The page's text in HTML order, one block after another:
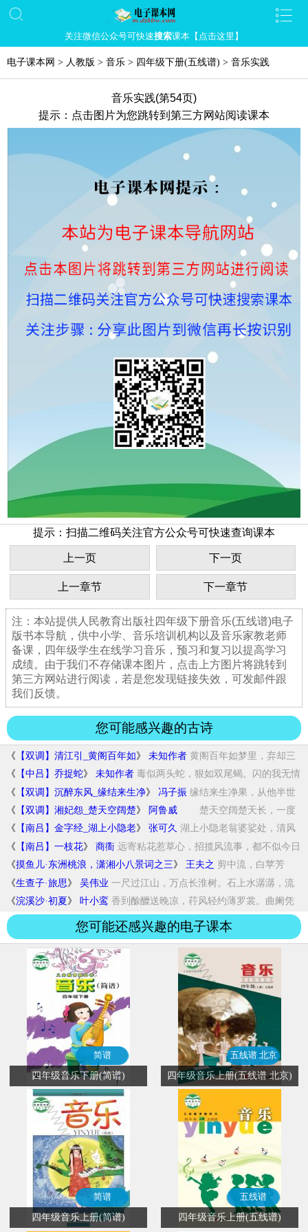
关注微信公众号可快速搜索课本【点击这里】
电子课本网 > 人教版 > 音乐 > 四年级下册(五线谱) > 音乐实践
音乐实践(第54页)
提示：点击图片为您跳转到第三方网站阅读课本
提示：扫描二维码关注官方公众号可快速查询课本
上一页 下一页
上一章节 下一章节
注：本站提供人民教育出版社四年级下册音乐(五线谱)电子
版书本导航，供中小学、音乐培训机构以及音乐家教老师
备课，四年级学生在线学习音乐，预习和复习以提高学习
成绩。由于我们不存储课本图片，点击上方图片将跳转到
第三方网站进行阅读，若是您发现链接失效，可发邮件跟
我们反馈。
您可能感兴趣的古诗
《 【双调】清江引_黄阁百年如》 未知作者 黄阁百年如梦里，弃却三
公位。妻子不属官，...
《 【中吕】乔捉蛇》 未知作者 毒似两头蛇，狠如双尾蝎。闪的我无情
无绪无...
《 【双调】沉醉东风_缘结来生净》 冯子振 缘结来生净果，从他半世
蹉跎。冷淡交，唯三...
《 【双调】湘妃怨_楚天空阔楚》 阿鲁威
楚天空阔楚天长，一度
怀人一断肠。此心...
《 【南吕】金字经_湖上小隐老》 张可久 湖上小隐老翁婆娑处，清风
安乐窝，十二阑干...
《 【南吕】一枝花》 商衟 远寄粘花惹草心，招揽风流事，都不似今日
个...
《摸鱼儿·东洲桃浪，潇湘小八景词之三》 王夫之 剪中流，白苹芳
草，燕尾江分南浦。盈盈待学...
《生查子·旅思》 吴伟业 一尺过江山，万点长淮树。石上水潺潺，流
入...
《浣溪沙·初夏 》 叶小鸾 香到酴醾送晚凉，荇风轻约薄罗裳。曲阑凭
遍...
您可能还感兴趣的电子课本
简谱
四年级音乐下册(简谱)
五线谱 北京
四年级音乐上册(五线谱 北京)
简谱
四年级音乐上册(简谱)
五线谱
四年级音乐上册(五线谱)